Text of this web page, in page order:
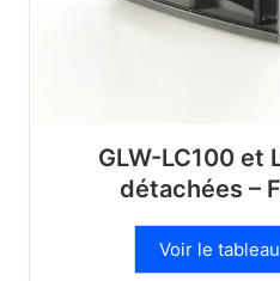
GLW-LC100 et
détachées –
Voir le